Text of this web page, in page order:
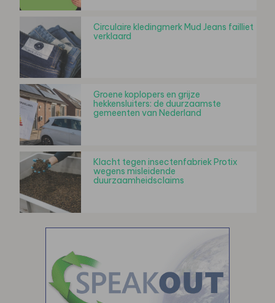
Circulaire kledingmerk Mud Jeans failliet
verklaard
Groene koplopers en grijze
hekkensluiters: de duurzaamste
gemeenten van Nederland
Klacht tegen insectenfabriek Protix
wegens misleidende
duurzaamheidsclaims